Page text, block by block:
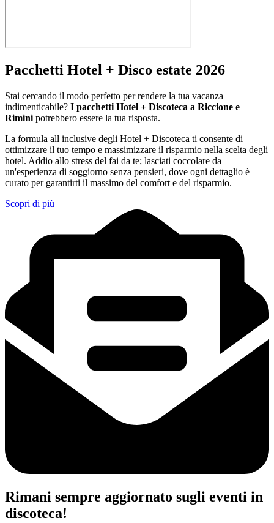
Pacchetti Hotel + Disco estate 2026
Stai cercando il modo perfetto per rendere la tua vacanza
indimenticabile? I pacchetti Hotel + Discoteca a Riccione e
Rimini potrebbero essere la tua risposta.
La formula all inclusive degli Hotel + Discoteca ti consente di
ottimizzare il tuo tempo e massimizzare il risparmio nella scelta degli
hotel. Addio allo stress del fai da te; lasciati coccolare da
un'esperienza di soggiorno senza pensieri, dove ogni dettaglio è
curato per garantirti il massimo del comfort e del risparmio.
Scopri di più
Rimani sempre aggiornato sugli eventi in
discoteca!